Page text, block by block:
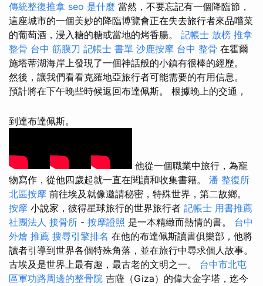
傳統整復推拿 seo 是什麼 當然，不要忘記有一個降臨節，
這座城市的一個美妙的降臨博覽會正在失去旅行者來品嚐菜
的葡萄酒，浸入糖的糖或當地的烤香腸。 記帳士 放榜 推拿
整骨 台中 筋膜刀 記帳士 書單 沙鹿按摩 台中 整骨 在霍爾
施塔蒂湖海岸上發現了一個神話般的小鎮有很棒的經歷。
然後，讓我們看看克羅地亞旅行者可能需要的有用信息。
預計將在下午晚些時候返回布達佩斯。 根據晚上的交通，
到達布達佩斯。
他從一個職業中旅行，為寵
物寫作，從他四歲起就一直在閱讀和收集書籍。 潘 整復所
北區按摩 前往埃及就像邀請秘密，特殊世界，第二故鄉。
按摩 小說家，彼得星球旅行的世界旅行者 記帳士 用書推薦
社團法人 接骨所 - 按摩證照 是一本精緻而熱情的書。 台中
外燴 推薦 搜尋引擎排名 在他的布達佩斯讀書俱樂部，他將
讀者引導到世界各個特殊角落，並在旅行中尋求個人故事。
古埃及是世界上最有趣，最古老的文明之一。 台中市北屯
區軍功路周邊的整骨院 吉薩（Giza）的偉大金字塔，迄今